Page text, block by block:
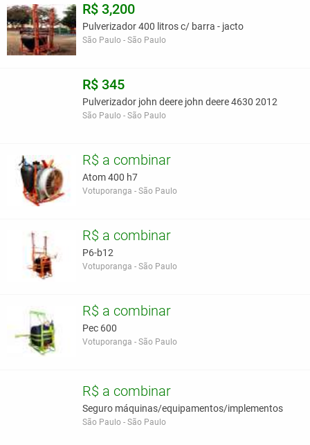
R$ 3,200
Pulverizador 400 litros c/ barra - jacto
São Paulo - São Paulo
R$ 345
Pulverizador john deere john deere 4630 2012
São Paulo - São Paulo
R$ a combinar
Atom 400 h7
Votuporanga - São Paulo
R$ a combinar
P6-b12
Votuporanga - São Paulo
R$ a combinar
Pec 600
Votuporanga - São Paulo
R$ a combinar
Seguro máquinas/equipamentos/implementos
São Paulo - São Paulo